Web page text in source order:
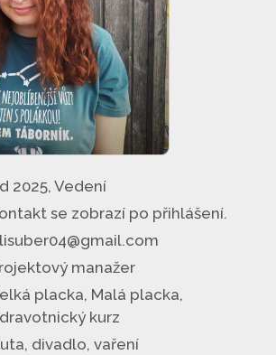
2025, Vedení
se zobrazí po přihlášení.
manažer
placka, Malá placka,
kurz
divadlo, vaření